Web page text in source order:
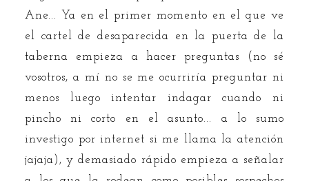
Ane... Ya en el primer momento en el que ve
el cartel de desaparecida en la puerta de la
taberna empieza a hacer preguntas (no sé
vosotros, a mí no se me ocurriría preguntar ni
menos luego intentar indagar cuando ni
pincho ni corto en el asunto... a lo sumo
investigo por internet si me llama la atención
jajaja), y demasiado rápido empieza a señalar